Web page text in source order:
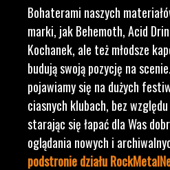
Bohaterami naszych
marki, jak Behemoth, Acid
Kochanek, ale też młodsze
budują swoją pozycję na
pojawiamy się na dużych
ciasnych klubach, bez
starając się łapać dla Was
oglądania nowych i
podstronie działu